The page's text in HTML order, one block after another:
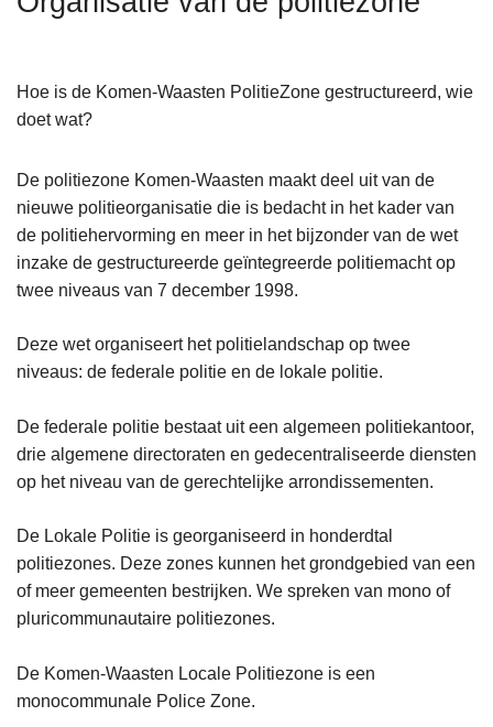
Hoe is de Komen-Waasten PolitieZone gestructureerd, wie
doet wat?
De politiezone Komen-Waasten maakt deel uit van de
nieuwe politieorganisatie die is bedacht in het kader van
de politiehervorming en meer in het bijzonder van de wet
inzake de gestructureerde geïntegreerde politiemacht op
twee niveaus van 7 december 1998.
Deze wet organiseert het politielandschap op twee
niveaus: de federale politie en de lokale politie.
De federale politie bestaat uit een algemeen politiekantoor,
drie algemene directoraten en gedecentraliseerde diensten
op het niveau van de gerechtelijke arrondissementen.
De Lokale Politie is georganiseerd in honderdtal
politiezones. Deze zones kunnen het grondgebied van een
of meer gemeenten bestrijken. We spreken van mono of
pluricommunautaire politiezones.
De Komen-Waasten Locale Politiezone is een
monocommunale Police Zone.